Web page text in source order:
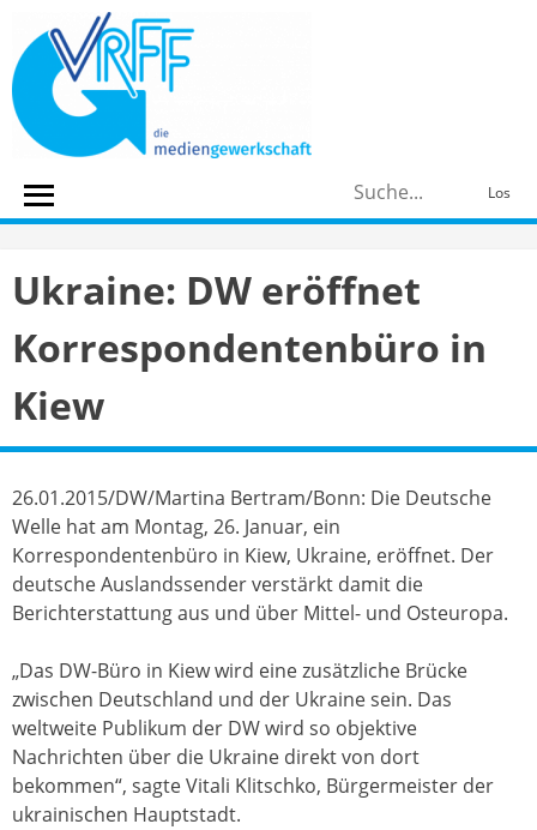
content
Los
Ukraine: DW eröffnet
Korrespondentenbüro in
Kiew
26.01.2015/DW/Martina Bertram/Bonn: Die Deutsche
Welle hat am Montag, 26. Januar, ein
Korrespondentenbüro in Kiew, Ukraine, eröffnet. Der
deutsche Auslandssender verstärkt damit die
Berichterstattung aus und über Mittel- und Osteuropa.
„Das DW-Büro in Kiew wird eine zusätzliche Brücke
zwischen Deutschland und der Ukraine sein. Das
weltweite Publikum der DW wird so objektive
Nachrichten über die Ukraine direkt von dort
bekommen“, sagte Vitali Klitschko, Bürgermeister der
ukrainischen Hauptstadt.